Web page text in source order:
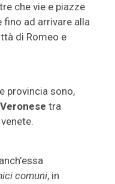
che vie e piazze
fino ad arrivare alla
di Romeo e
provincia sono,
tra
comuni, in